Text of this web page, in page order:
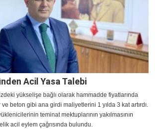
Acil Yasa Talebi
yükselişe bağlı olarak hammadde fiyatlarında
beton gibi ana girdi maliyetlerini 1 yılda 3 kat artırdı.
teminat mektuplarının yakılmasının
acil eylem çağrısında bulundu.